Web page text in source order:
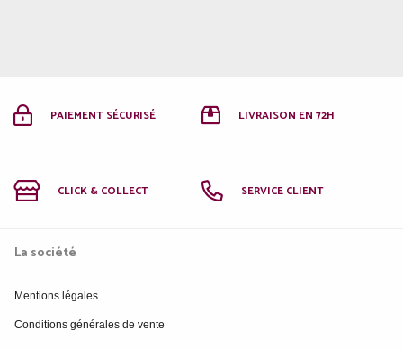
PAIEMENT SÉCURISÉ LIVRAISON EN 72H
CLICK & COLLECT SERVICE CLIENT
La société
Mentions légales
Conditions générales de vente